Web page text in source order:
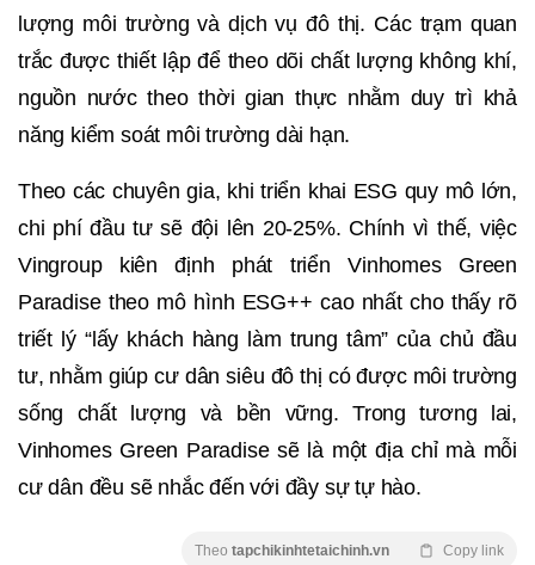
lượng môi trường và dịch vụ đô thị. Các trạm quan
trắc được thiết lập để theo dõi chất lượng không khí,
nguồn nước theo thời gian thực nhằm duy trì khả
năng kiểm soát môi trường dài hạn.
Theo các chuyên gia, khi triển khai ESG quy mô lớn,
chi phí đầu tư sẽ đội lên 20-25%. Chính vì thế, việc
Vingroup kiên định phát triển Vinhomes Green
Paradise theo mô hình ESG++ cao nhất cho thấy rõ
triết lý “lấy khách hàng làm trung tâm” của chủ đầu
tư, nhằm giúp cư dân siêu đô thị có được môi trường
sống chất lượng và bền vững. Trong tương lai,
Vinhomes Green Paradise sẽ là một địa chỉ mà mỗi
cư dân đều sẽ nhắc đến với đầy sự tự hào.
Theo tapchikinhtetaichinh.vn Copy link